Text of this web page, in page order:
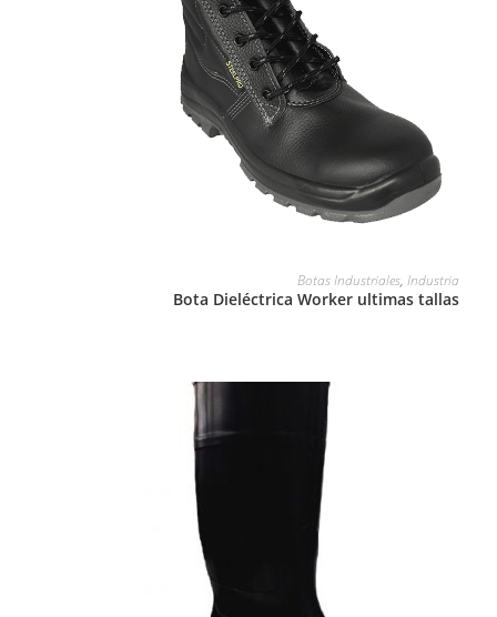
Botas Industriales,Industria
Bota Dieléctrica Worker ultimas tallas